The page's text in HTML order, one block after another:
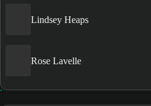
Lindsey Heaps
Rose Lavelle